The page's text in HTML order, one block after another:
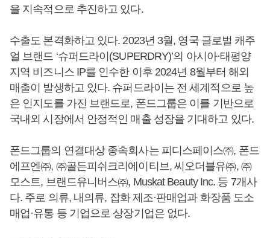
을 지속적으로 추진하고 있다.
수출도 본격화하고 있다. 2023년 3월, 영국 글로벌 캐주
얼 브랜드 ‘슈퍼드라이(SUPERDRY)’의 아시아·태평양
지역 비즈니스 IP를 인수한 이후 2024년 8월부터 해외
매출이 발생하고 있다. 슈퍼드라이는 전 세계적으로 높
은 인지도를 가진 브랜드로, 폰드그룹은 이를 기반으로
국내외 시장에서 안정적인 매출 성장을 기대하고 있다.
폰드그룹의 연결대상 종속회사는 피디스페이스㈜, 폰드
에프엔㈜, ㈜골든피쉬크리에이티브, 씨오더블유㈜, ㈜
모스트, 브랜드유니버스㈜, Muskat Beauty Inc. 등 7개사
다. 주로 의류, 내의류, 잡화 제조·판매업과 화장품 도소
매업·유통 등 기업으로 상장기업은 없다.